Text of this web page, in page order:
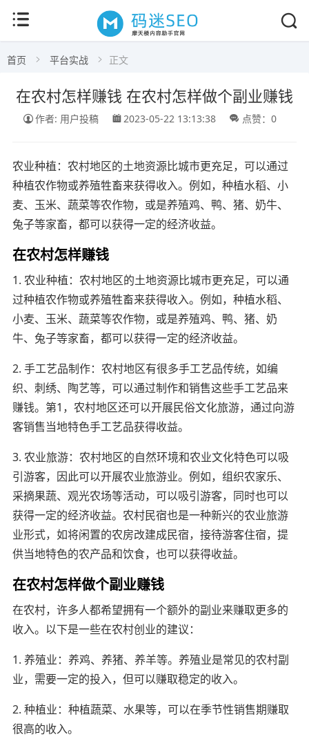
首页 平台实战 正文
在农村怎样赚钱 在农村怎样做个副业赚钱
作者: 用户投稿 2023-05-22 13:13:38 点赞：0
农业种植：农村地区的土地资源比城市更充足，可以通过
种植农作物或养殖牲畜来获得收入。例如，种植水稻、小
麦、玉米、蔬菜等农作物，或是养殖鸡、鸭、猪、奶牛、
兔子等家畜，都可以获得一定的经济收益。
在农村怎样赚钱
1. 农业种植：农村地区的土地资源比城市更充足，可以通
过种植农作物或养殖牲畜来获得收入。例如，种植水稻、
小麦、玉米、蔬菜等农作物，或是养殖鸡、鸭、猪、奶
牛、兔子等家畜，都可以获得一定的经济收益。
2. 手工艺品制作：农村地区有很多手工艺品传统，如编
织、刺绣、陶艺等，可以通过制作和销售这些手工艺品来
赚钱。第1，农村地区还可以开展民俗文化旅游，通过向游
客销售当地特色手工艺品获得收益。
3. 农业旅游：农村地区的自然环境和农业文化特色可以吸
引游客，因此可以开展农业旅游业。例如，组织农家乐、
采摘果蔬、观光农场等活动，可以吸引游客，同时也可以
获得一定的经济收益。农村民宿也是一种新兴的农业旅游
业形式，如将闲置的农房改建成民宿，接待游客住宿，提
供当地特色的农产品和饮食，也可以获得收益。
在农村怎样做个副业赚钱
在农村，许多人都希望拥有一个额外的副业来赚取更多的
收入。以下是一些在农村创业的建议：
1. 养殖业：养鸡、养猪、养羊等。养殖业是常见的农村副
业，需要一定的投入，但可以赚取稳定的收入。
2. 种植业：种植蔬菜、水果等，可以在季节性销售期赚取
很高的收入。